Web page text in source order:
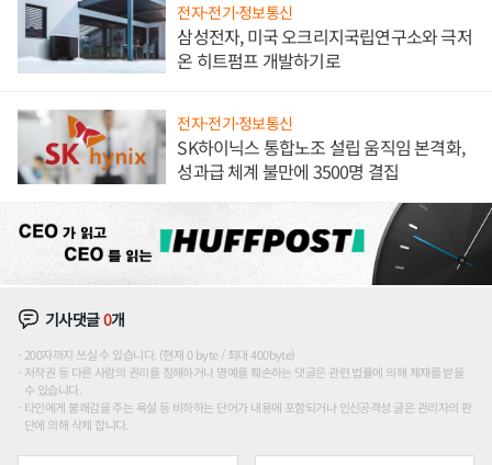
전자·전기·정보통신
삼성전자, 미국 오크리지국립연구소와 극저
온 히트펌프 개발하기로
전자·전기·정보통신
SK하이닉스 통합노조 설립 움직임 본격화,
성과급 체계 불만에 3500명 결집
기사댓글0개
200자까지 쓰실 수 있습니다. (현재 0 byte / 최대 400byte)
저작권 등 다른 사람의 권리를 침해하거나 명예를 훼손하는 댓글은 관련 법률에 의해 제재를 받을
수 있습니다.
타인에게 불쾌감을 주는 욕설 등 비하하는 단어가 내용에 포함되거나 인신공격성 글은 관리자의 판
단에 의해 삭제 합니다.